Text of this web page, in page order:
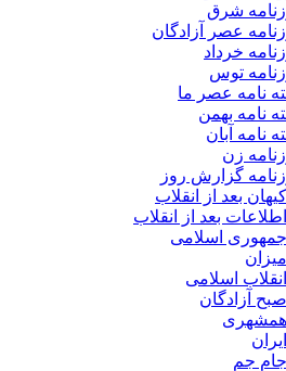
شرق
عصر آزادگان
خرداد
توس
نامه عصر ما
نامه بهمن
نامه آبان
زن
گزارش روز
بعد از انقلاب
بعد از انقلاب
جمهوری اسلامی
اسلامی
آزادگان
همشهری
جام جم